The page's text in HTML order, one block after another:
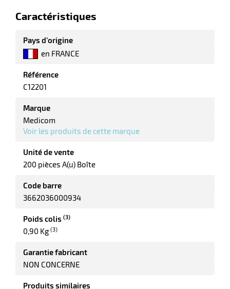
Caractéristiques
Pays d’origine
en FRANCE
Référence
C12201
Marque
Medicom
Voir les produits de cette marque
Unité de vente
200 pièces A(u) Boîte
Code barre
3662036000934
Poids colis (3)
0,90 Kg (3)
Garantie fabricant
NON CONCERNE
Produits similaires